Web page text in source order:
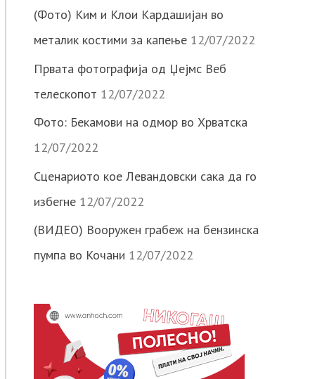
(Фото) Ким и Клои Кардашијан во
металик костими за капење 12/07/2022
Првата фотографија од Џејмс Веб
телескопот 12/07/2022
Фото: Бекамови на одмор во Хрватска
12/07/2022
Сценариото кое Левандовски сака да го
избегне 12/07/2022
(ВИДЕО) Вооружен грабеж на бензинска
пумпа во Кочани 12/07/2022